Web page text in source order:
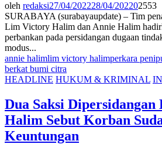
oleh redaksi27/04/202228/04/202202553
SURABAYA (surabayaupdate) – Tim
Lim Victory Halim dan Annie Halim
perbankan pada persidangan dugaan
modus...
annie halimlim victory halimperkara
berkat bumi citra
HEADLINE HUKUM & KRIMINAL
Dua Saksi
Halim Sebut Korban
Keuntungan